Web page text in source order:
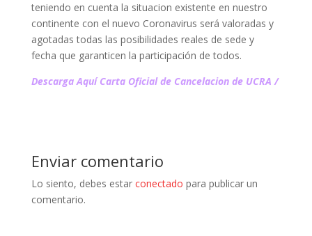
teniendo en cuenta la situacion existente en nuestro
continente con el nuevo Coronavirus será valoradas y
agotadas todas las posibilidades reales de sede y
fecha que garanticen la participación de todos.
Descarga Aquí Carta Oficial de Cancelacion de UCRA/
Enviar comentario
Lo siento, debes estar conectado para publicar un
comentario.